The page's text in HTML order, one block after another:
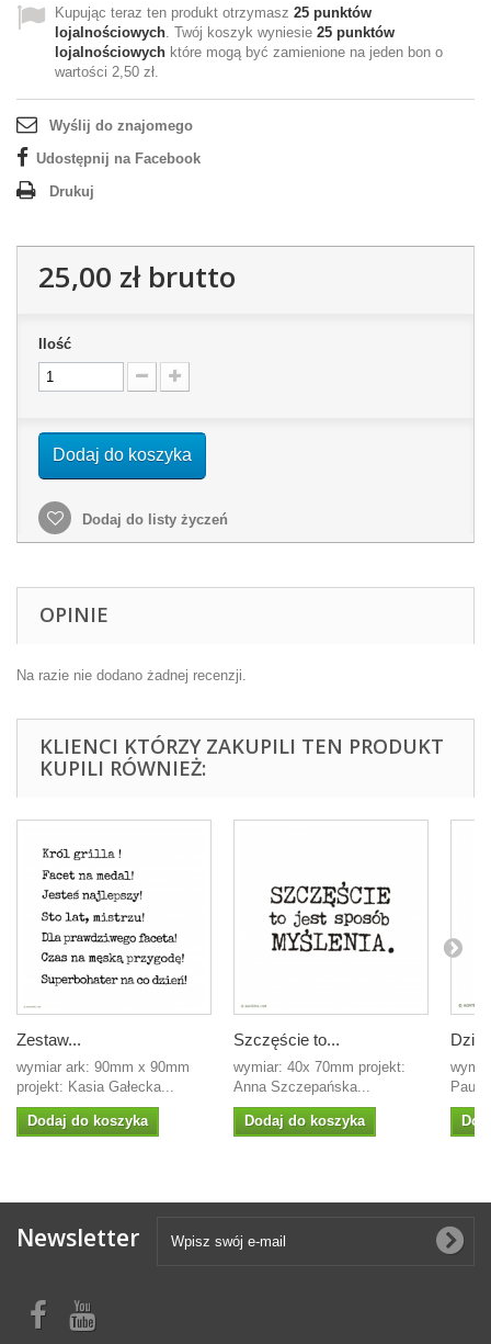
Kupując teraz ten produkt otrzymasz 25 punktów
lojalnościowych. Twój koszyk wyniesie 25 punktów
lojalnościowych które mogą być zamienione na jeden bon o
wartości 2,50 zł.
Wyślij do znajomego
Udostępnij na Facebook
Drukuj
25,00 złbrutto
Ilość
Dodaj do koszyka
Dodaj do listy życzeń
OPINIE
Na razie nie dodano żadnej recenzji.
KLIENCI KTÓRZY ZAKUPILI TEN PRODUKT
KUPILI RÓWNIEŻ:
Zestaw...
wymiar ark: 90mm x 90mm
projekt: Kasia Gałecka...
Dodaj do koszyka
Szczęście to...
wymiar: 40x 70mm projekt:
Anna Szczepańska...
Dodaj do koszyka
Newsletter